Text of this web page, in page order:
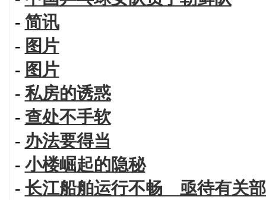
- 简讯
- 图片
- 图片
-私房的诱惑
- 查处不手软
- 办法要得当
- 小楼崛起的隐秘
- 长江船舶运行不畅 亟待有关